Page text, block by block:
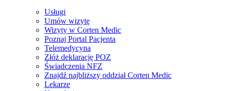
Usługi
Umów wizytę
Wizyty w Corten Medic
Poznaj Portal Pacjenta
Telemedycyna
Złóż deklarację POZ
Świadczenia NFZ
Znajdź najbliższy oddział Corten Medic
Lekarze